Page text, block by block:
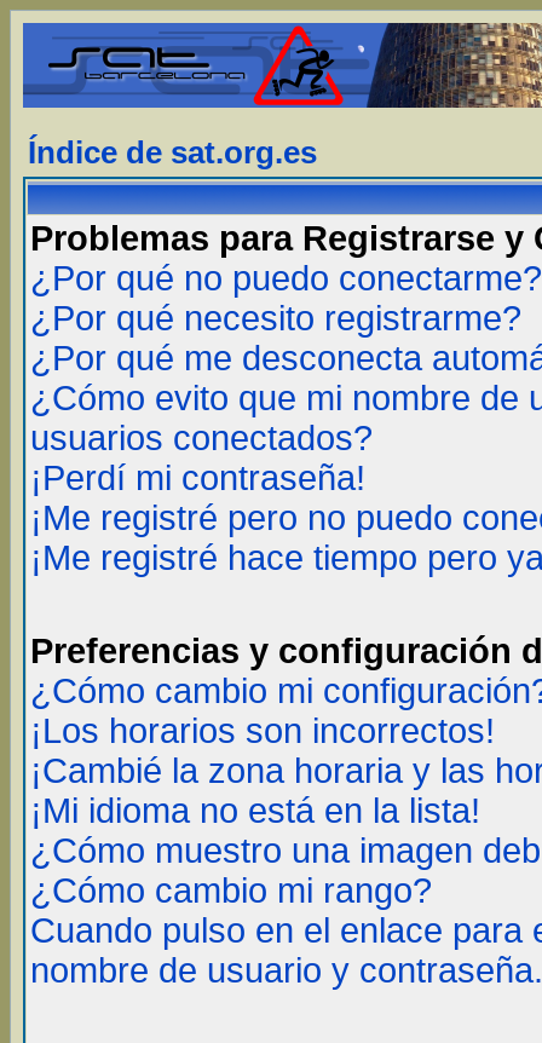
Índice de sat.org.es
Problemas para Registrarse y
¿Por qué no puedo conectarme?
¿Por qué necesito registrarme?
¿Por qué me desconecta
¿Cómo evito que mi nombre de
usuarios conectados?
¡Perdí mi contraseña!
¡Me registré pero no puedo
¡Me registré hace tiempo pero
Preferencias y configuración
¿Cómo cambio mi
¡Los horarios son incorrectos!
¡Cambié la zona horaria y las
¡Mi idioma no está en la lista!
¿Cómo muestro una imagen
¿Cómo cambio mi rango?
Cuando pulso en el enlace
nombre de usuario y contraseña.